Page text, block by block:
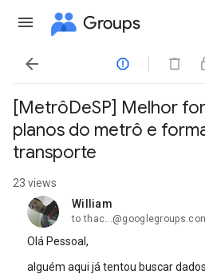
Groups

[MetrôDeSP] Melhor
planos do metrô e
transporte
23 views
William
unread,
to
Olá Pessoal,
alguém aqui já tentou buscar